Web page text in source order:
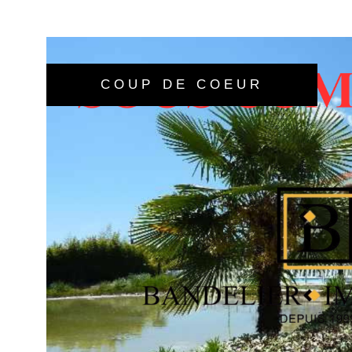
COUP DE COEUR
VOIR LE